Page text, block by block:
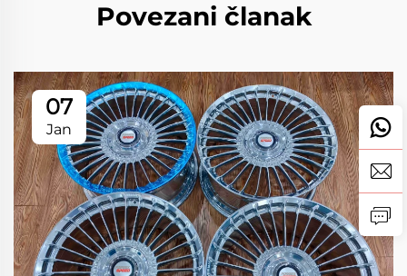
Povezani članak
07
Jan